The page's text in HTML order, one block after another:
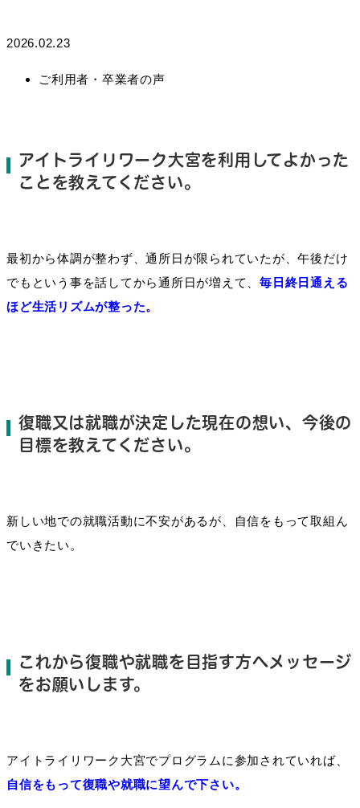
2026.02.23
ご利用者・卒業者の声
アイトライリワーク大宮を利用してよかった
ことを教えてください。
最初から体調が整わず、通所日が限られていたが、午後だけ
でも という事を話してから通所日が増え て、 毎日終日通える
ほど生活リズムが整った。
復職又は就職が決定した現在の想い、今後の
目標を教えてください。
新しい地での就職活動に不安があるが、 自信をもって取組ん
でいきたい。
これから復職や就職を目指す方へメッセージ
をお願いします。
アイトライリワーク大宮でプログラム に参加 さ れていれば、
自信をもって復職や就職に望んで下さい。